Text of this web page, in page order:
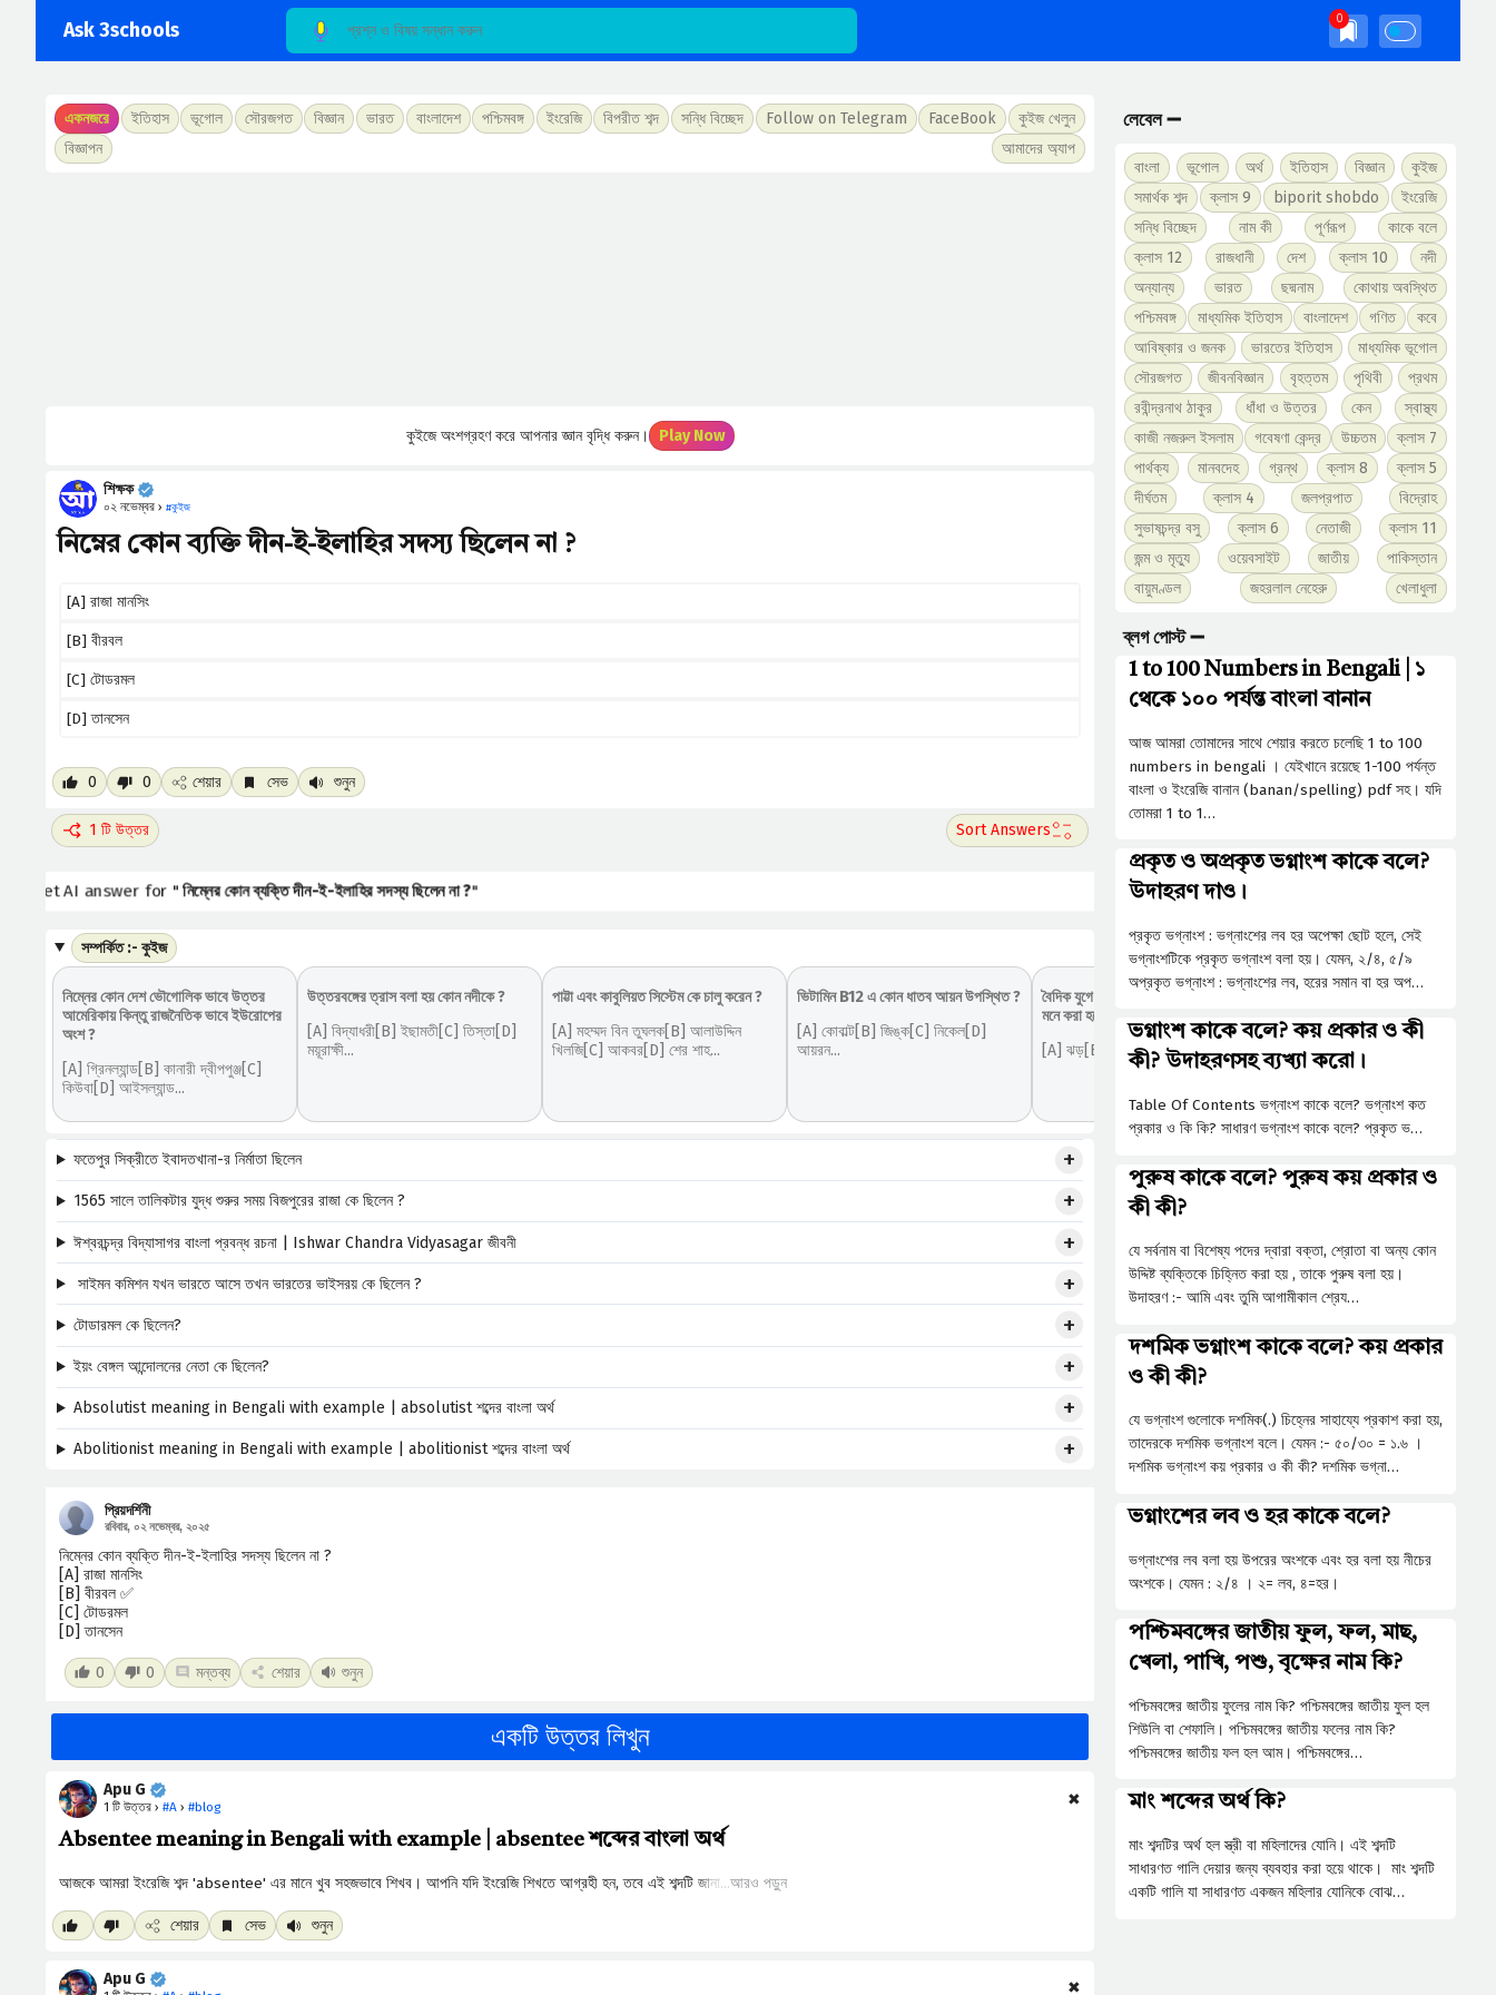
Ask 3schools
একনজরে ইতিহাস ভূগোল সৌরজগত বিজ্ঞান ভারত বাংলাদেশ পশ্চিমবঙ্গ ইংরেজি বিপরীত শব্দ সন্ধি বিচ্ছেদ Follow on Telegram FaceBook
কুইজ খেলুন
বিজ্ঞাপন
আমাদের অ্যাপ
কুইজে অংশগ্রহণ করে আপনার জ্ঞান বৃদ্ধি করুন। Play Now
শিক্ষক
০২ নভেম্বর › #কুইজ
নিম্নের কোন ব্যক্তি দীন-ই-ইলাহির সদস্য ছিলেন না ?
[A] রাজা মানসিং
[B] বীরবল
[C] টোডরমল
[D] তানসেন
0 0 শেয়ার সেভ শুনুন
1 টি উত্তর
Get AI answer for "নিম্নের কোন ব্যক্তি দীন-ই-ইলাহির সদস্য ছিলেন না ?
সম্পর্কিত :- কুইজ
নিম্নের কোন দেশ ভৌগোলিক ভাবে উত্তর
আমেরিকায় কিন্তু রাজনৈতিক ভাবে ইউরোপের
অংশ ?
[A] গ্রিনল্যান্ড[B] কানারী দ্বীপপুঞ্জ[C]
কিউবা[D] আইসল্যান্ড...
উত্তরবঙ্গের ত্রাস বলা হয় কোন নদীকে ?
[A] বিদ্যাধরী[B] ইছামতী[C] তিস্তা[D]
ময়ূরাক্ষী...
পাট্টা এবং কাবুলিয়ত সিস্টেম কে চালু করেন ?
[A] মহম্মদ বিন তুঘলক[B] আলাউদ্দিন
খিলজি[C] আকবর[D] শের শাহ...
ভিটামিন B12 এ কোন ধাতব আয়ন উপস্থিত ?
[A] কোবাল্ট[B] জিঙ্ক[C] নিকেল[D]
আয়রন...
বৈদিক যুগে রুদ্রকে কোন বিষয়ের দেবতা বলে
মনে করা হতো ?
[A] ঝড়[B] বায়ু[C] আলো[D] অগ্নি...
ফতেপুর সিক্রীতে ইবাদতখানা-র নির্মাতা ছিলেন
1565 সালে তালিকটার যুদ্ধ শুরুর সময় বিজপুরের রাজা কে ছিলেন ?
ঈশ্বরচন্দ্র বিদ্যাসাগর বাংলা প্রবন্ধ রচনা | Ishwar Chandra Vidyasagar জীবনী
সাইমন কমিশন যখন ভারতে আসে তখন ভারতের ভাইসরয় কে ছিলেন ?
টোডারমল কে ছিলেন?
ইয়ং বেঙ্গল আন্দোলনের নেতা কে ছিলেন?
Absolutist meaning in Bengali with example | absolutist শব্দের বাংলা অর্থ
Abolitionist meaning in Bengali with example | abolitionist শব্দের বাংলা অর্থ
প্রিয়দর্শিনী
রবিবার, ০২ নভেম্বর, ২০২৫
নিম্নের কোন ব্যক্তি দীন-ই-ইলাহির সদস্য ছিলেন না ?
[A] রাজা মানসিং
[B] বীরবল ✅
[C] টোডরমল
[D] তানসেন
0 0 মন্তব্য শেয়ার শুনুন
একটি উত্তর লিখুন
Apu G
1 টি উত্তর › #A› #blog ✖
Absentee meaning in Bengali with example | absentee শব্দের বাংলা অর্থ
আরও পড়ুন
শেয়ার সেভ শুনুন
Apu G
✖
লেবেল ➖
বাংলা ভূগোল অর্থ ইতিহাস বিজ্ঞান
কুইজ
সমার্থক শব্দ
ক্লাস 9 biporit shobdo
ইংরেজি
সন্ধি বিচ্ছেদ
নাম কী পূর্ণরূপ
কাকে বলে
ক্লাস 12
রাজধানী দেশ ক্লাস 10
নদী
অন্যান্য
ভারত ছদ্মনাম
কোথায় অবস্থিত
পশ্চিমবঙ্গ
মাধ্যমিক ইতিহাস বাংলাদেশ গণিত
কবে
আবিষ্কার ও জনক
ভারতের ইতিহাস
মাধ্যমিক ভূগোল
সৌরজগত
জীবনবিজ্ঞান বৃহত্তম পৃথিবী
প্রথম
রবীন্দ্রনাথ ঠাকুর
ধাঁধা ও উত্তর কেন
স্বাস্থ্য
কাজী নজরুল ইসলাম
গবেষণা কেন্দ্র উচ্চতম
ক্লাস 7
পার্থক্য
মানবদেহ গ্রন্থ ক্লাস 8
ক্লাস 5
দীর্ঘতম
ক্লাস 4 জলপ্রপাত
বিদ্রোহ
সুভাষচন্দ্র বসু
ক্লাস 6 নেতাজী
ক্লাস 11
জন্ম ও মৃত্যু
ওয়েবসাইট জাতীয়
পাকিস্তান
বায়ুমণ্ডল
জহরলাল নেহেরু খেলাধুলা
ব্লগ পোস্ট ➖
1 to 100 Numbers in Bengali | ১
থেকে ১০০ পর্যন্ত বাংলা বানান
আজ আমরা তোমাদের সাথে শেয়ার করতে চলেছি 1 to 100
numbers in bengali । যেইখানে রয়েছে 1-100 পর্যন্ত
বাংলা ও ইংরেজি বানান (banan/spelling) pdf সহ। যদি
তোমরা 1 to 1…
প্রকৃত ও অপ্রকৃত ভগ্নাংশ কাকে বলে?
উদাহরণ দাও।
প্রকৃত ভগ্নাংশ : ভগ্নাংশের লব হর অপেক্ষা ছােট হলে, সেই
ভগ্নাংশটিকে প্রকৃত ভগ্নাংশ বলা হয়। যেমন, ২/৪, ৫/৯
অপ্রকৃত ভগ্নাংশ : ভগ্নাংশের লব, হরের সমান বা হর অপ…
ভগ্নাংশ কাকে বলে? কয় প্রকার ও কী
কী? উদাহরণসহ ব্যখ্যা করো।
Table Of Contents ভগ্নাংশ কাকে বলে? ভগ্নাংশ কত
প্রকার ও কি কি? সাধারণ ভগ্নাংশ কাকে বলে? প্রকৃত ভ…
পুরুষ কাকে বলে? পুরুষ কয় প্রকার ও
কী কী?
যে সর্বনাম বা বিশেষ্য পদের দ্বারা বক্তা, শ্রোতা বা অন্য কোন
উদ্দিষ্ট ব্যক্তিকে চিহ্নিত করা হয় , তাকে পুরুষ বলা হয়।
উদাহরণ :- আমি এবং তুমি আগামীকাল শ্রেয…
দশমিক ভগ্নাংশ কাকে বলে? কয় প্রকার
ও কী কী?
যে ভগ্নাংশ গুলোকে দশমিক(.) চিহ্নের সাহায্যে প্রকাশ করা হয়,
তাদেরকে দশমিক ভগ্নাংশ বলে। যেমন :- ৫০/৩০ = ১.৬ ।
দশমিক ভগ্নাংশ কয় প্রকার ও কী কী? দশমিক ভগ্না…
ভগ্নাংশের লব ও হর কাকে বলে?
ভগ্নাংশের লব বলা হয় উপরের অংশকে এবং হর বলা হয় নীচের
অংশকে। যেমন : ২/৪ । ২= লব, ৪=হর।
পশ্চিমবঙ্গের জাতীয় ফুল, ফল, মাছ,
খেলা, পাখি, পশু, বৃক্ষের নাম কি?
পশ্চিমবঙ্গের জাতীয় ফুলের নাম কি? পশ্চিমবঙ্গের জাতীয় ফুল হল
শিউলি বা শেফালি। পশ্চিমবঙ্গের জাতীয় ফলের নাম কি?
পশ্চিমবঙ্গের জাতীয় ফল হল আম। পশ্চিমবঙ্গের…
মাং শব্দের অর্থ কি?
মাং শব্দটির অর্থ হল স্ত্রী বা মহিলাদের যোনি। এই শব্দটি
সাধারণত গালি দেয়ার জন্য ব্যবহার করা হয়ে থাকে। মাং শব্দটি
একটি গালি যা সাধারণত একজন মহিলার যোনিকে বোঝ…